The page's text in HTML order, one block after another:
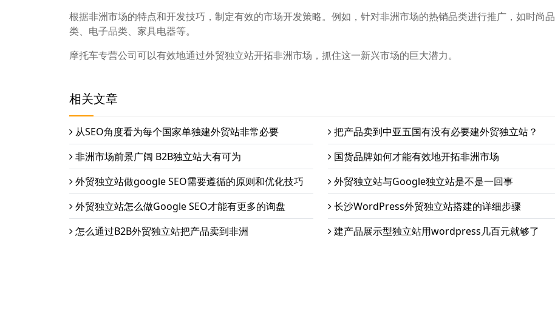
根据非洲市场的特点和开发技巧，制定有效的市场开发策略。例如，针对非洲市场的热销品类进行推广，如时尚品
类、电子品类、家具电器等。
摩托车专营公司可以有效地通过外贸独立站开拓非洲市场，抓住这一新兴市场的巨大潜力。
相关文章
从SEO角度看为每个国家单独建外贸站非常必要
把产品卖到中亚五国有没有必要建外贸独立站？
非洲市场前景广阔 B2B独立站大有可为
国货品牌如何才能有效地开拓非洲市场
外贸独立站做google SEO需要遵循的原则和优化技巧
外贸独立站与Google独立站是不是一回事
外贸独立站怎么做Google SEO才能有更多的询盘
长沙WordPress外贸独立站搭建的详细步骤
怎么通过B2B外贸独立站把产品卖到非洲
建产品展示型独立站用wordpress几百元就够了